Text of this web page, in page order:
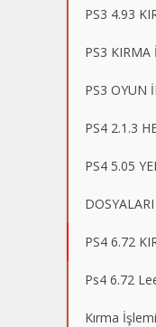
PS3 4.93
PS3 KIRMA
PS3 OYUN
PS4 2.1.3
PS4 5.05
DOSYALARI
PS4 6.72
Ps4 6.72
Kırma İşlemi